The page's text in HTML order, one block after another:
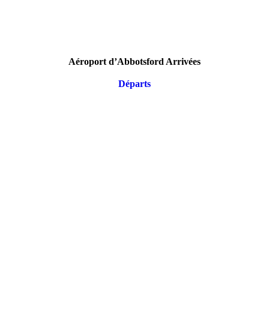
Aéroport d’Abbotsford Arrivées
Départs